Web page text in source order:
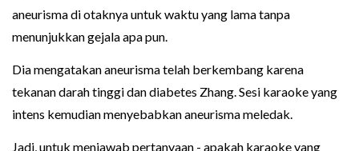
aneurisma di otaknya untuk waktu yang lama tanpa
menunjukkan gejala apa pun.
Dia mengatakan aneurisma telah berkembang karena
tekanan darah tinggi dan diabetes Zhang. Sesi karaoke yang
intens kemudian menyebabkan aneurisma meledak.
Jadi, untuk menjawab pertanyaan - apakah karaoke yang